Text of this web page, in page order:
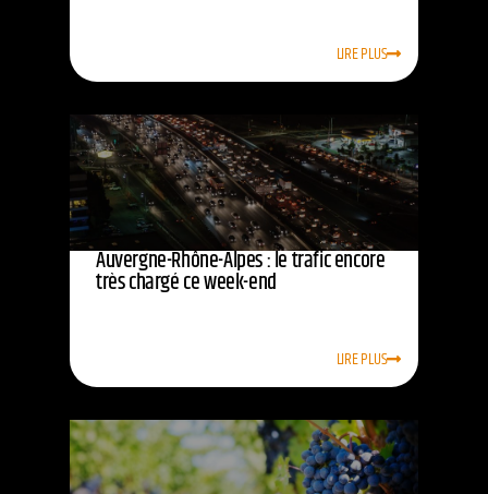
LIRE PLUS
Auvergne-Rhône-Alpes : le trafic encore
très chargé ce week-end
LIRE PLUS